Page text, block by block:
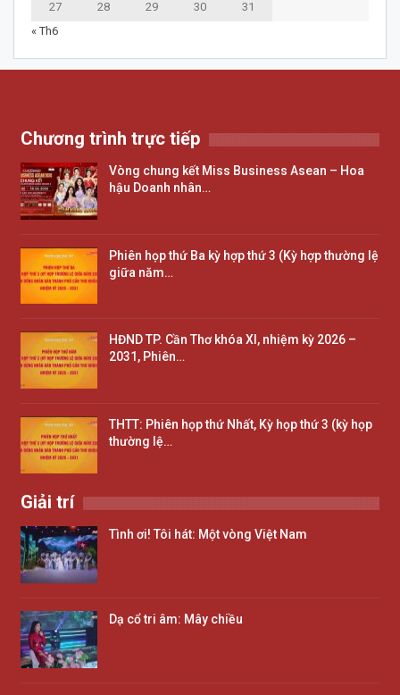
27 28 29 30
31
« Th6
Chương trình trực tiếp
Vòng chung kết Miss Business Asean – Hoa
hậu Doanh nhân…
Phiên họp thứ Ba kỳ hợp thứ 3 (Kỳ hợp thường lệ
giữa năm…
HĐND TP. Cần Thơ khóa XI, nhiệm kỳ 2026 –
2031, Phiên…
THTT: Phiên họp thứ Nhất, Kỳ họp thứ 3 (kỳ họp
thường lệ…
Giải trí
Tình ơi! Tôi hát: Một vòng Việt Nam
Dạ cổ tri âm: Mây chiều